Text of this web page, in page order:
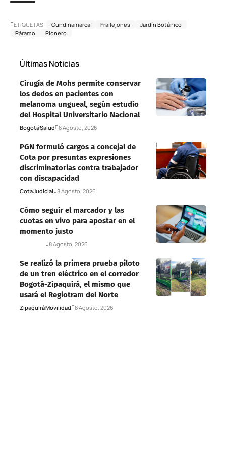
ETIQUETAS: Cundinamarca Frailejones
Jardín Botánico
Páramo
Pionero
Últimas Noticias
Cirugía de Mohs permite conservar
los dedos en pacientes con
melanoma ungueal, según estudio
del Hospital Universitario Nacional
BogotáSalud 8 Agosto, 2026
PGN formuló cargos a concejal de
Cota por presuntas expresiones
discriminatorias contra trabajador
con discapacidad
CotaJudicial 8 Agosto, 2026
Cómo seguir el marcador y las
cuotas en vivo para apostar en el
momento justo
8 Agosto, 2026
Se realizó la primera prueba piloto
de un tren eléctrico en el corredor
Bogotá-Zipaquirá, el mismo que
usará el Regiotram del Norte
ZipaquiráMovilidad 8 Agosto, 2026